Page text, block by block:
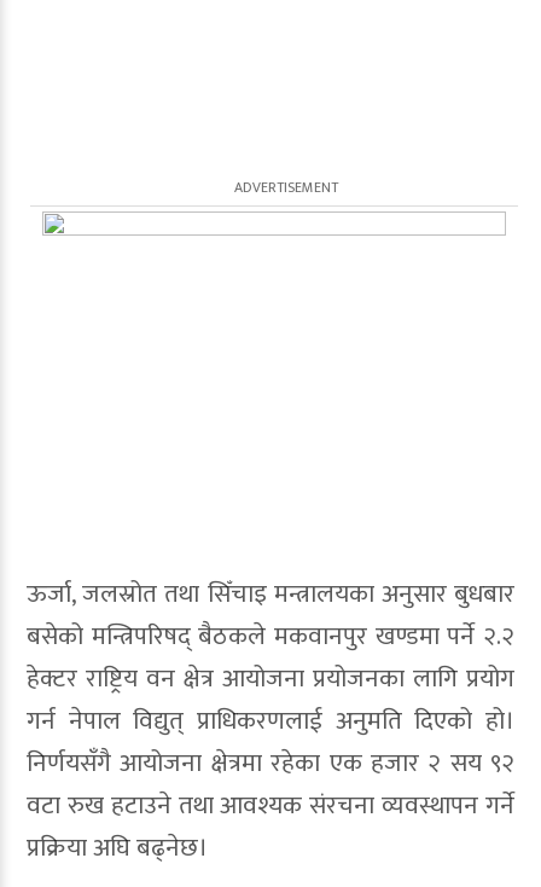
ऊर्जा, जलस्रोत तथा सिँचाइ मन्त्रालयका अनुसार बुधबार
बसेको मन्त्रिपरिषद् बैठकले मकवानपुर खण्डमा पर्ने २.२
हेक्टर राष्ट्रिय वन क्षेत्र आयोजना प्रयोजनका लागि प्रयोग
गर्न नेपाल विद्युत् प्राधिकरणलाई अनुमति दिएको हो।
निर्णयसँगै आयोजना क्षेत्रमा रहेका एक हजार २ सय ९२
वटा रुख हटाउने तथा आवश्यक संरचना व्यवस्थापन गर्ने
प्रक्रिया अघि बढ्नेछ।